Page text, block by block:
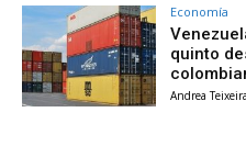
Economía
quinto
Andrea Teixeira